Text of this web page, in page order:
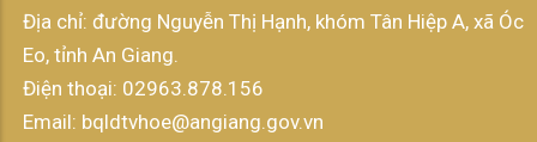
Địa chỉ: đường Nguyễn Thị Hạnh, khóm Tân Hiệp A, xã Óc
Eo, tỉnh An Giang.
Điện thoại: 02963.878.156
Email: bqldtvhoe@angiang.gov.vn